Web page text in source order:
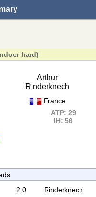
hard)
Arthur
Rinderknech
France
ATP: 29
IH: 56
2:0 Rinderknech